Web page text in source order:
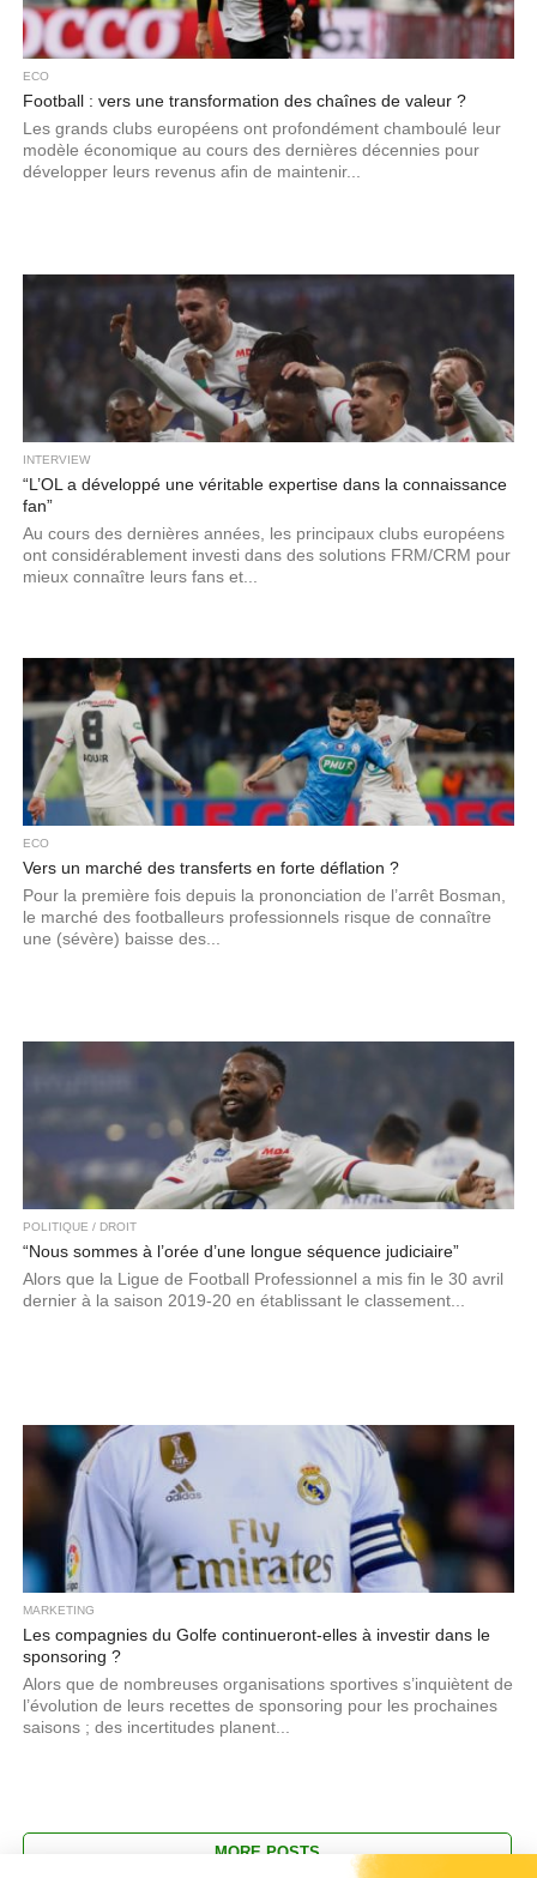
ECO
Football : vers une transformation des chaînes de valeur ?
Les grands clubs européens ont profondément chamboulé leur
modèle économique au cours des dernières décennies pour
développer leurs revenus afin de maintenir...
INTERVIEW
“L’OL a développé une véritable expertise dans la connaissance
fan”
Au cours des dernières années, les principaux clubs européens
ont considérablement investi dans des solutions FRM/CRM pour
mieux connaître leurs fans et...
ECO
Vers un marché des transferts en forte déflation ?
Pour la première fois depuis la prononciation de l’arrêt Bosman,
le marché des footballeurs professionnels risque de connaître
une (sévère) baisse des...
POLITIQUE / DROIT
“Nous sommes à l’orée d’une longue séquence judiciaire”
Alors que la Ligue de Football Professionnel a mis fin le 30 avril
dernier à la saison 2019-20 en établissant le classement...
MARKETING
Les compagnies du Golfe continueront-elles à investir dans le
sponsoring ?
Alors que de nombreuses organisations sportives s’inquiètent de
l’évolution de leurs recettes de sponsoring pour les prochaines
saisons ; des incertitudes planent...
MORE POSTS